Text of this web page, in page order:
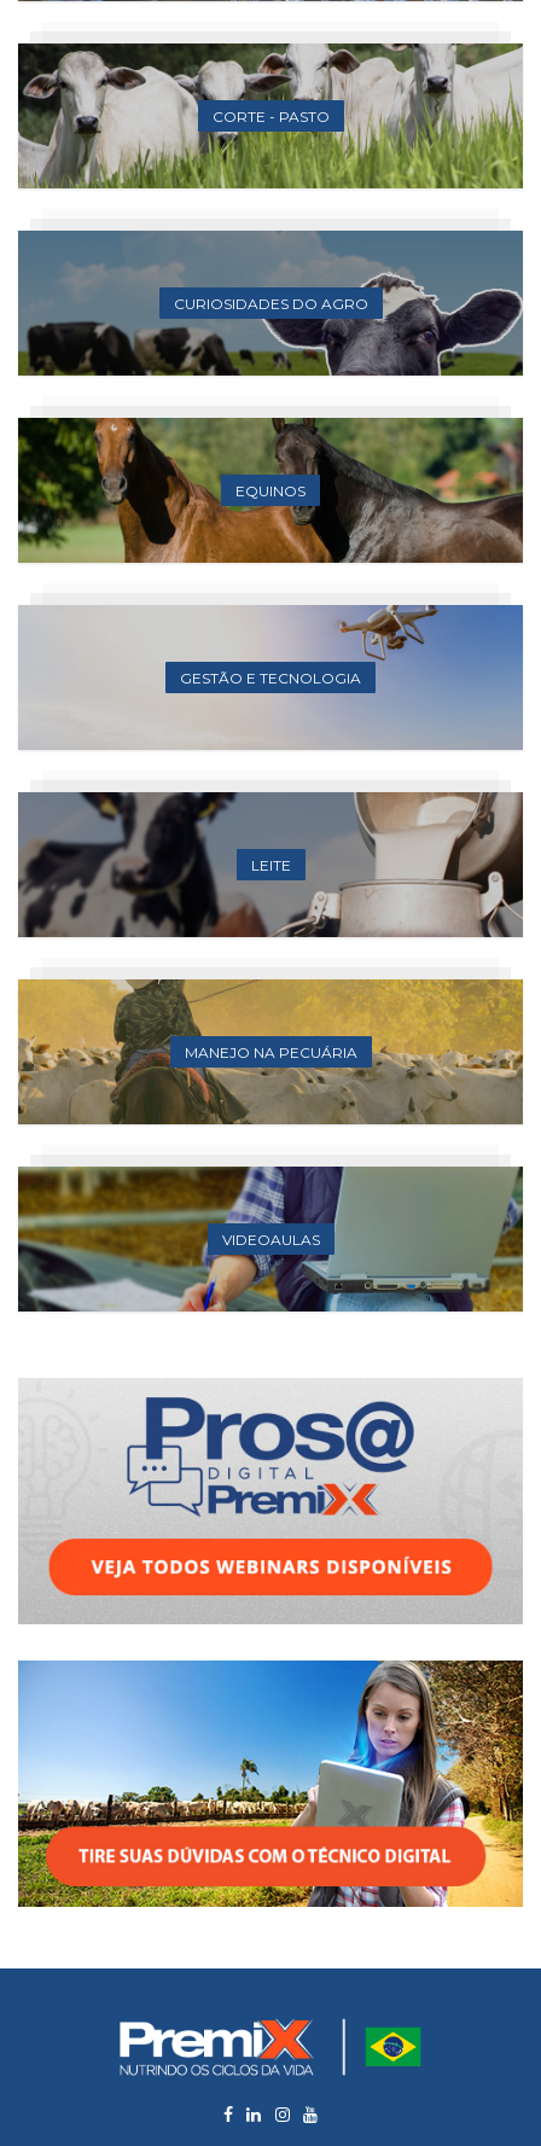
CORTE - PASTO
CURIOSIDADES DO AGRO
EQUINOS
GESTÃO E TECNOLOGIA
LEITE
MANEJO NA PECUÁRIA
VIDEOAULAS